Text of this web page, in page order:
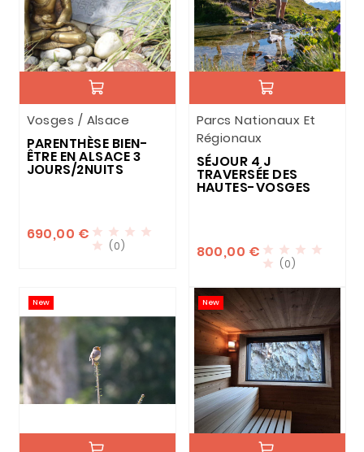
Vosges / Alsace
PARENTHÈSE BIEN-
ÊTRE EN ALSACE 3
JOURS/2NUITS
690,00 €    
 (0)
Parcs Nationaux Et
Régionaux
SÉJOUR 4 J
TRAVERSÉE DES
HAUTES-VOSGES
800,00 €    
 (0)
New New